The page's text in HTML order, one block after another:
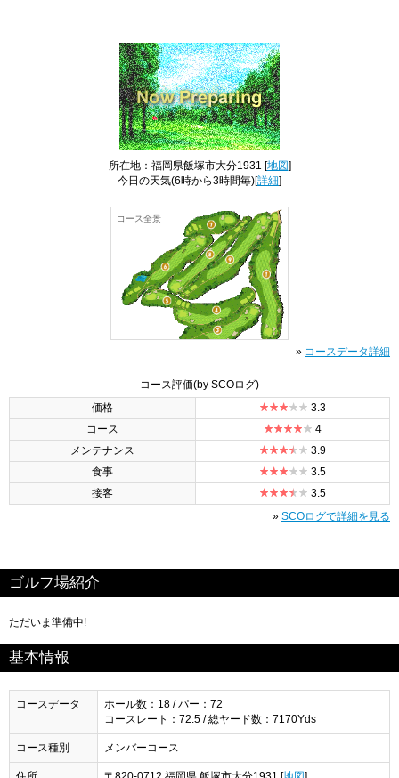
所在地：福岡県飯塚市大分1931 [地図]
今日の天気(6時から3時間毎)[詳細]
コース全景
» コースデータ詳細
コース評価(by SCOログ)
価格
3.3
コース
4
メンテナンス
3.9
食事
3.5
接客
3.5
» SCOログで詳細を見る
ゴルフ場紹介
ただいま準備中!
基本情報
コースデータ
ホール数：18 / パー：72
コースレート：72.5 / 総ヤード数：7170Yds
コース種別 メンバーコース